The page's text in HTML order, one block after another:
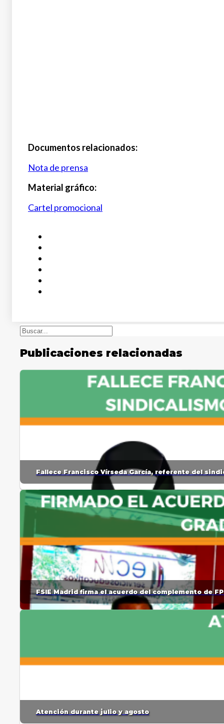
Documentos relacionados:
Nota de prensa
Material gráfico:
Cartel promocional
Buscar
Publicaciones relacionadas
Fallece Francisco Vírseda García, referente del
FSIE Madrid firma el acuerdo del complemento de
Atención durante julio y agosto